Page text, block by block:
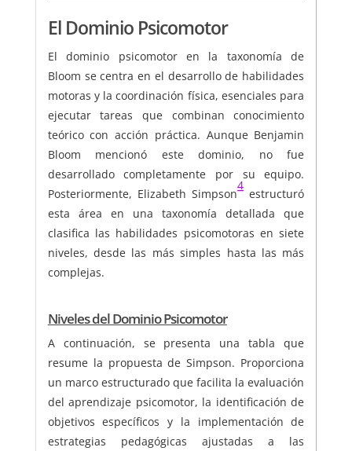
El Dominio Psicomotor
El dominio psicomotor en la taxonomía de
Bloom se centra en el desarrollo de habilidades
motoras y la coordinación física, esenciales para
ejecutar tareas que combinan conocimiento
teórico con acción práctica. Aunque Benjamin
Bloom mencionó este dominio, no fue
desarrollado completamente por su equipo.
Posteriormente, Elizabeth Simpson
4
estructuró
esta área en una taxonomía detallada que
clasifica las habilidades psicomotoras en siete
niveles, desde las más simples hasta las más
complejas.
Niveles del Dominio Psicomotor
A continuación, se presenta una tabla que
resume la propuesta de Simpson. Proporciona
un marco estructurado que facilita la evaluación
del aprendizaje psicomotor, la identificación de
objetivos específicos y la implementación de
estrategias pedagógicas ajustadas a las